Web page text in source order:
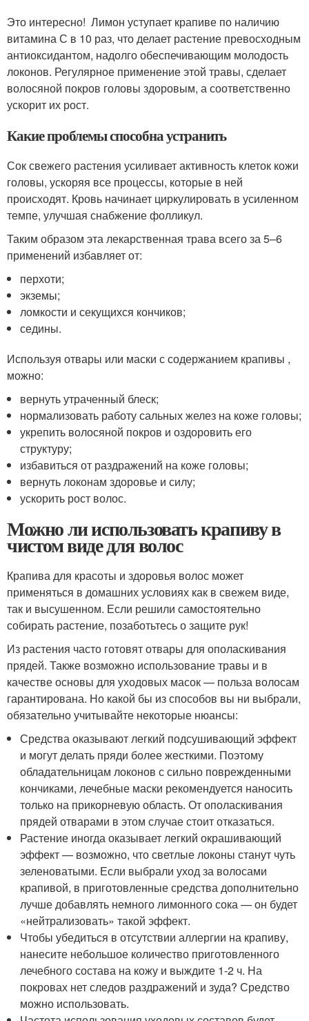
Это интересно! Лимон уступает крапиве по наличию
витамина С в 10 раз, что делает растение превосходным
антиоксидантом, надолго обеспечивающим молодость
локонов. Регулярное применение этой травы, сделает
волосяной покров головы здоровым, а соответственно
ускорит их рост.
Какие проблемы способна устранить
Сок свежего растения усиливает активность клеток кожи
головы, ускоряя все процессы, которые в ней
происходят. Кровь начинает циркулировать в усиленном
темпе, улучшая снабжение фолликул.
Таким образом эта лекарственная трава всего за 5–6
применений избавляет от:
перхоти;
экземы;
ломкости и секущихся кончиков;
седины.
Используя отвары или маски с содержанием крапивы ,
можно:
вернуть утраченный блеск;
нормализовать работу сальных желез на коже головы;
укрепить волосяной покров и оздоровить его
структуру;
избавиться от раздражений на коже головы;
вернуть локонам здоровье и силу;
ускорить рост волос.
Можно ли использовать крапиву в
чистом виде для волос
Крапива для красоты и здоровья волос может
применяться в домашних условиях как в свежем виде,
так и высушенном. Если решили самостоятельно
собирать растение, позаботьтесь о защите рук!
Из растения часто готовят отвары для ополаскивания
прядей. Также возможно использование травы и в
качестве основы для уходовых масок — польза волосам
гарантирована. Но какой бы из способов вы ни выбрали,
обязательно учитывайте некоторые нюансы:
Средства оказывают легкий подсушивающий эффект
и могут делать пряди более жесткими. Поэтому
обладательницам локонов с сильно поврежденными
кончиками, лечебные маски рекомендуется наносить
только на прикорневую область. От ополаскивания
прядей отварами в этом случае стоит отказаться.
Растение иногда оказывает легкий окрашивающий
эффект — возможно, что светлые локоны станут чуть
зеленоватыми. Если выбрали уход за волосами
крапивой, в приготовленные средства дополнительно
лучше добавлять немного лимонного сока — он будет
«нейтрализовать» такой эффект.
Чтобы убедиться в отсутствии аллергии на крапиву,
нанесите небольшое количество приготовленного
лечебного состава на кожу и выждите 1-2 ч. На
покровах нет следов раздражений и зуда? Средство
можно использовать.